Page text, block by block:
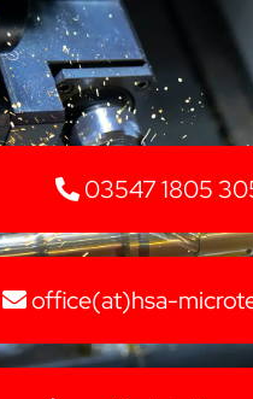
03547 1805
office(at)hsa-